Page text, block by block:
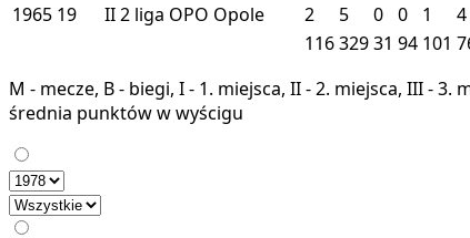
1965 19 II2 liga OPO Opole 2 5 0 0 1 4
11632931 94 101
M - mecze, B - biegi, I - 1. miejsca, II - 2. miejsca, III -
średnia punktów w wyścigu